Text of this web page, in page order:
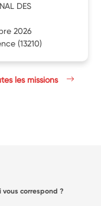
DES
2026
(13210)
les missions
correspond ?